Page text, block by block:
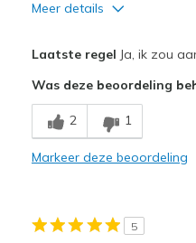
Meer details
Breathe Well
Comfortable
Laatste regel Ja, ik zou
Was deze beoordeling
2 1
Markeer deze beoordeling
5